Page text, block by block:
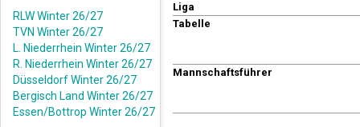
RLW Winter 26/27
TVN Winter 26/27
L. Niederrhein Winter 26/27
R. Niederrhein Winter 26/27
Düsseldorf Winter 26/27
Bergisch Land Winter 26/27
Essen/Bottrop Winter 26/27
Liga
Tabelle
Mannschaftsführer